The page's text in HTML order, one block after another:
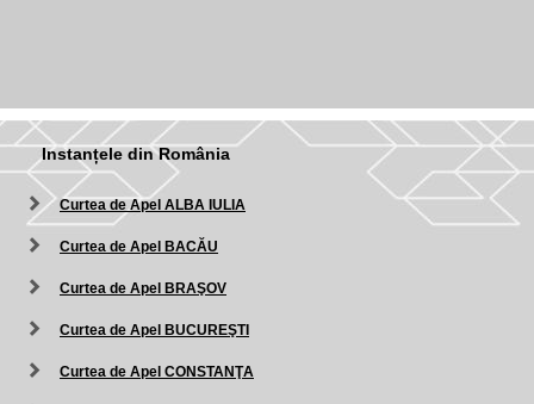
Instanțele din România
Curtea de Apel ALBA IULIA
Curtea de Apel BACĂU
Curtea de Apel BRAŞOV
Curtea de Apel BUCUREŞTI
Curtea de Apel CONSTANŢA